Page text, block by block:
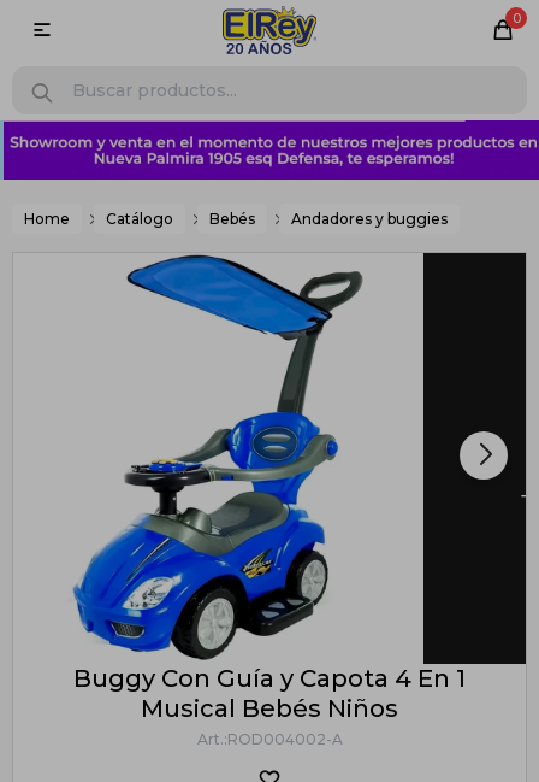
0

Home Catálogo Bebés Andadores y buggies
Buggy Con Guía y Capota 4 En 1
Musical Bebés Niños
ROD004002-A